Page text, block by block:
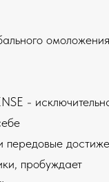
-
передовые
пробуждает